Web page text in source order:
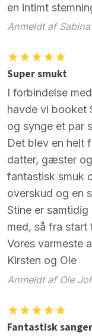
en intimt
Anmeldt af
Super smukt
I forbindelse
havde vi booket
og synge et par
Det blev en helt
datter, gæster
fantastisk smuk
overskud og en
Stine er
med, så fra start
Vores varmeste
Kirsten og Ole
Anmeldt af Ole
Fantastisk